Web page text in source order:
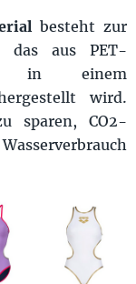
besteht zur
das aus PET-
in einem
wird.
sparen, CO2-